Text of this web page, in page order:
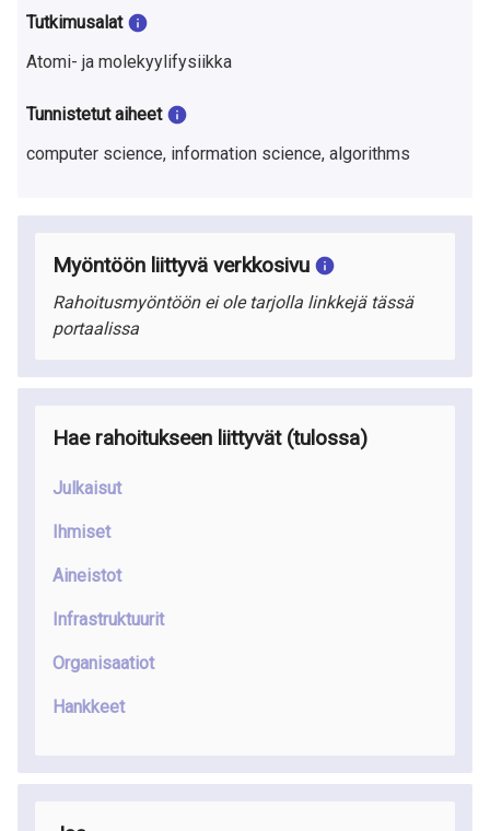
Tutkimusalat
Atomi- ja molekyylifysiikka
Tunnistetut aiheet
computer science, information science, algorithms
Myöntöön liittyvä verkkosivu
Rahoitusmyöntöön ei ole tarjolla linkkejä tässä
portaalissa
Hae rahoitukseen liittyvät (tulossa)
Julkaisut
Ihmiset
Aineistot
Infrastruktuurit
Organisaatiot
Hankkeet